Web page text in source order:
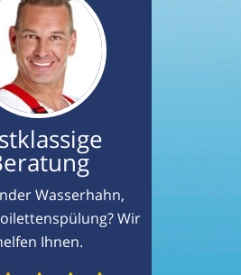
Wasserhahn,
Wir
Ihnen.